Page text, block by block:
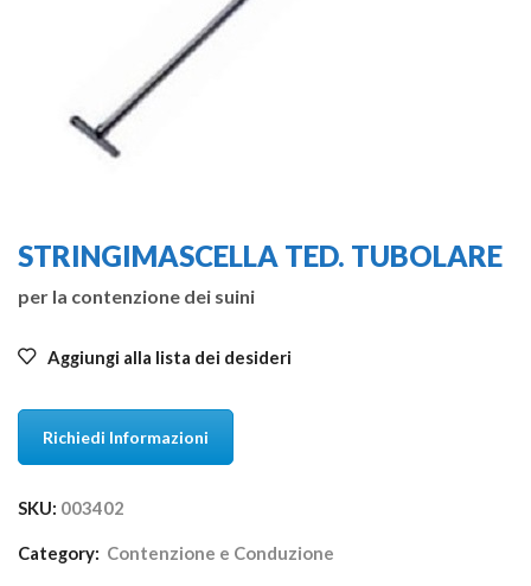
STRINGIMASCELLA TED. TUBOLARE
per la contenzione dei suini
Aggiungi alla lista dei desideri
Richiedi Informazioni
SKU: 003402
Category: Contenzione e Conduzione